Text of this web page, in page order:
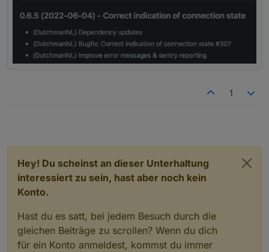
1
Hey! Du scheinst an dieser Unterhaltung
interessiert zu sein, hast aber noch kein
Konto.
Hast du es satt, bei jedem Besuch durch die
gleichen Beiträge zu scrollen? Wenn du dich
für ein Konto anmeldest, kommst du immer